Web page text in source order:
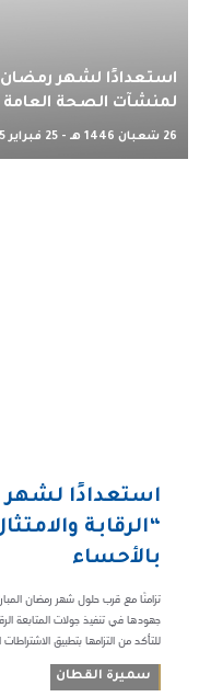
استعدادًا لشهر رمضان..
لمنشآت الصحة العامة
26 شعبان 1446 هـ - 25 فبراير 2025 م
استعدادًا
“الرقابة
بالأحساء
تزامنًا مع قرب حلول شهر رمضان
جهودها في تنفيذ جولات المتابعة
للتأكد من التزامها بتطبيق
سميرة القطان